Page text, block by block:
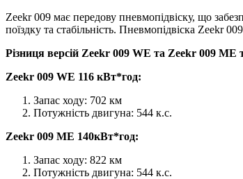
Zeekr 009 має передову пневмопідвіску, що
поїздку та стабільність. Пневмопідвіска Zeekr
Різниця версій Zeekr 009 WE та Zeekr 009 ME
Zeekr 009 WE 116 кВт*год:
Запас ходу: 702 км
Потужність двигуна: 544 к.с.
Zeekr 009 ME 140кВт*год:
Запас ходу: 822 км
Потужність двигуна: 544 к.с.